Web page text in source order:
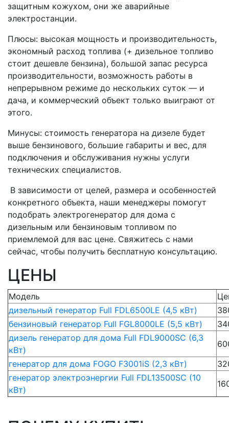
защитным кожухом, они же аварийные
электростанции.
Плюсы: высокая мощность и производительность,
экономный расход топлива (+ дизельное топливо
стоит дешевле бензина), большой запас ресурса
производительности, возможность работы в
непрерывном режиме до нескольких суток — и
дача, и коммерческий объект только выиграют от
этого.
Минусы: стоимость генератора на дизеле будет
выше бензинового, большие габариты и вес, для
подключения и обслуживания нужны услуги
технических специалистов.
В зависимости от целей, размера и особенностей
конкретного объекта, наши менеджеры помогут
подобрать электрогенератор для дома с
дизельным или бензиновым топливом по
приемлемой для вас цене. Свяжитесь с нами
сейчас, чтобы получить бесплатную консультацию.
ЦЕНЫ
Модель
дизельный генератор Full FDL6500LE (4,5 кВт)
бензиновый генератор Full FGL8000LE (5,5 кВт)
дизель генератор для дома Full FDL9000SC (6,3
кВт)
генератор для дома FOGO F3001iS (2,3 кВт)
генератор электроэнергии Full FDL13500SC (10
кВт)